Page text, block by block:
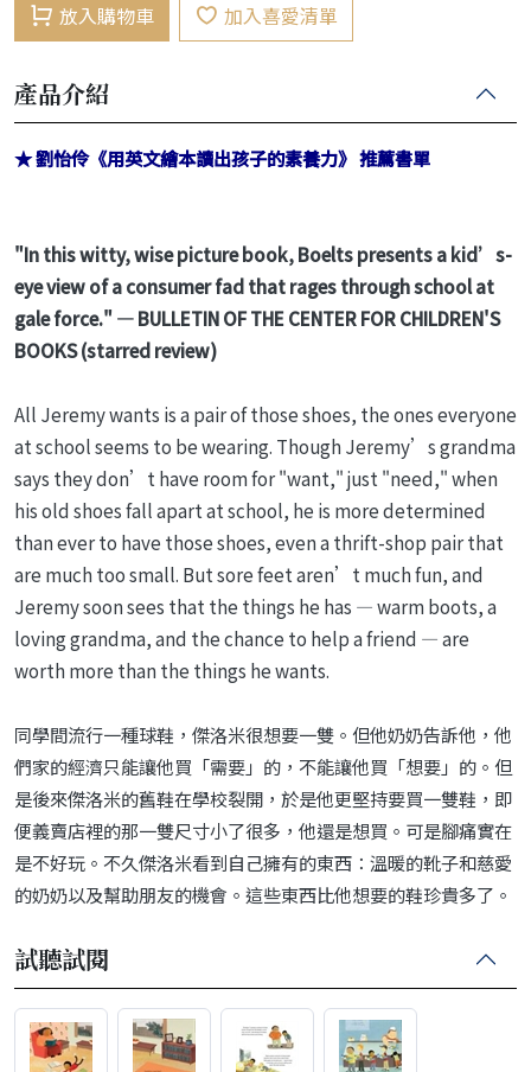
放入購物車 加入喜愛清單
產品介紹
★ 劉怡伶《用英文繪本讀出孩子的素養力》 推薦書單
"In this witty, wise picture book, Boelts presents a kid’s-
eye view of a consumer fad that rages through school at
gale force." — BULLETIN OF THE CENTER FOR CHILDREN'S
BOOKS (starred review)
All Jeremy wants is a pair of those shoes, the ones everyone
at school seems to be wearing. Though Jeremy’s grandma
says they don’t have room for "want," just "need," when
his old shoes fall apart at school, he is more determined
than ever to have those shoes, even a thrift-shop pair that
are much too small. But sore feet aren’t much fun, and
Jeremy soon sees that the things he has — warm boots, a
loving grandma, and the chance to help a friend — are
worth more than the things he wants.
同學間流行一種球鞋，傑洛米很想要一雙。但他奶奶告訴他，他
們家的經濟只能讓他買「需要」的，不能讓他買「想要」的。但
是後來傑洛米的舊鞋在學校裂開，於是他更堅持要買一雙鞋，即
便義賣店裡的那一雙尺寸小了很多，他還是想買。可是腳痛實在
是不好玩。不久傑洛米看到自己擁有的東西：溫暖的靴子和慈愛
的奶奶以及幫助朋友的機會。這些東西比他想要的鞋珍貴多了。
試聽試閱